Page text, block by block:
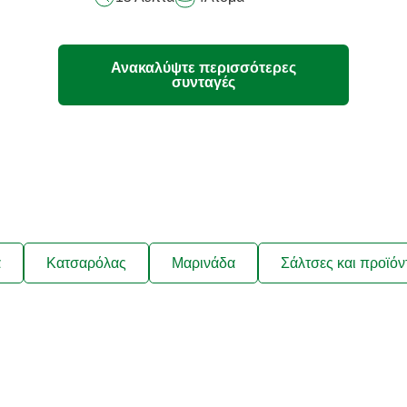
recipe
Ανακαλύψτε περισσότερες
συνταγές
Κατσαρόλας Μαρινάδα Σάλτσες και
συνταγές που να
σας και νέα για τα